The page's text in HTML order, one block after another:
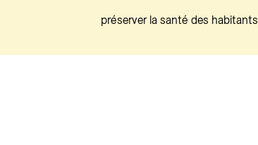
préserver la santé des habitants